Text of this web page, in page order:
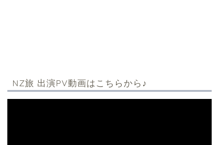
NZ旅 出演PV動画はこちらから♪